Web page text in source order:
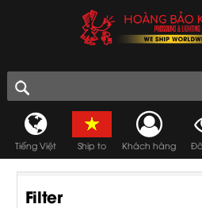
Tiếng Việt Ship to Khách hàng
Filter